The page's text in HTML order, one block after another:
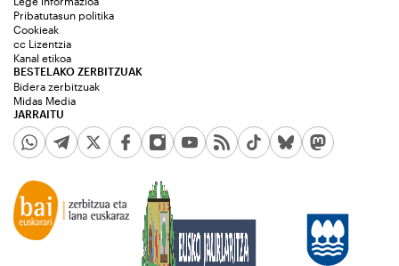
JARRAITU
Pribatutasun politika
Cookieak
cc Lizentzia
Kanal etikoa
BESTELAKO ZERBITZUAK
Bidera zerbitzuak
Midas Media